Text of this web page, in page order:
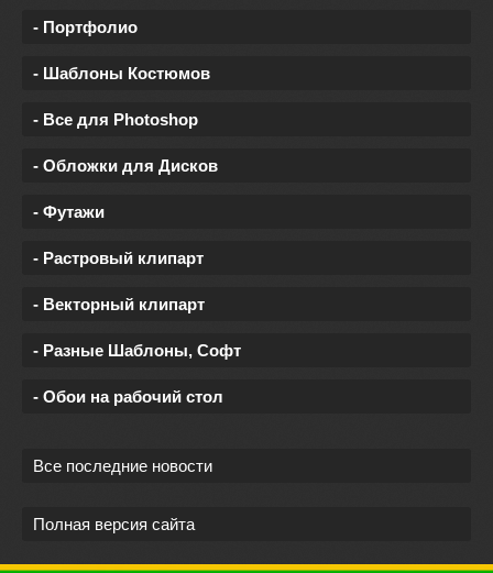
- Портфолио
- Шаблоны Костюмов
- Все для Photoshop
- Обложки для Дисков
- Футажи
- Растровый клипарт
- Векторный клипарт
- Разные Шаблоны, Софт
- Обои на рабочий стол
Все последние новости
Полная версия сайта